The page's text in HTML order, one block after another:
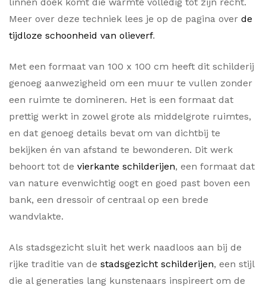
Meer over deze techniek lees je op de pagina over de
tijdloze schoonheid van olieverf.
Met een formaat van 100 x 100 cm heeft dit schilderij
genoeg aanwezigheid om een muur te vullen zonder
een ruimte te domineren. Het is een formaat dat
prettig werkt in zowel grote als middelgrote ruimtes,
en dat genoeg details bevat om van dichtbij te
bekijken én van afstand te bewonderen. Dit werk
behoort tot de vierkante schilderijen, een formaat dat
van nature evenwichtig oogt en goed past boven een
bank, een dressoir of centraal op een brede
wandvlakte.
Als stadsgezicht sluit het werk naadloos aan bij de
rijke traditie van de stadsgezicht schilderijen, een stijl
die al generaties lang kunstenaars inspireert om de